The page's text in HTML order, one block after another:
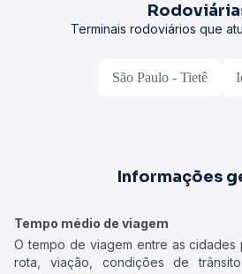
Terminais rodoviários que
São Paulo - Tietê
Informações
Tempo médio de viagem
O tempo de viagem entre as
rota, viação, condições de